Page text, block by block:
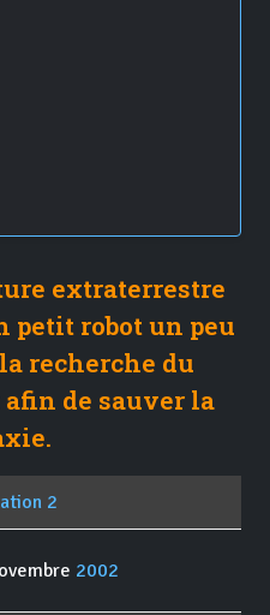
extraterrestre
petit robot un peu
recherche du
de sauver la
2
2002